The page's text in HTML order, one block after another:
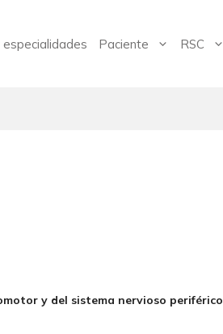
especialidades Paciente RSC
y del sistema nervioso periférico